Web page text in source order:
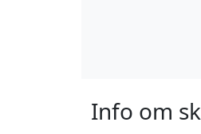
Info om